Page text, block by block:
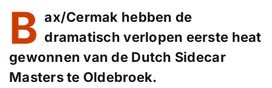
B ax/Cermak hebben de
dramatisch verlopen eerste heat
gewonnen van de Dutch Sidecar
Masters te Oldebroek.